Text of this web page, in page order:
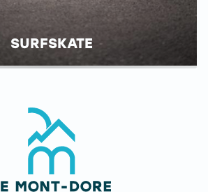
SURFSKATE